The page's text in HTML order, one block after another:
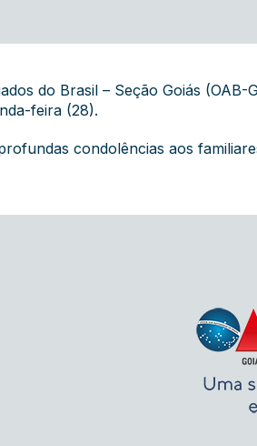
do Brasil – Seção Goiás
feira (28).
condolências aos